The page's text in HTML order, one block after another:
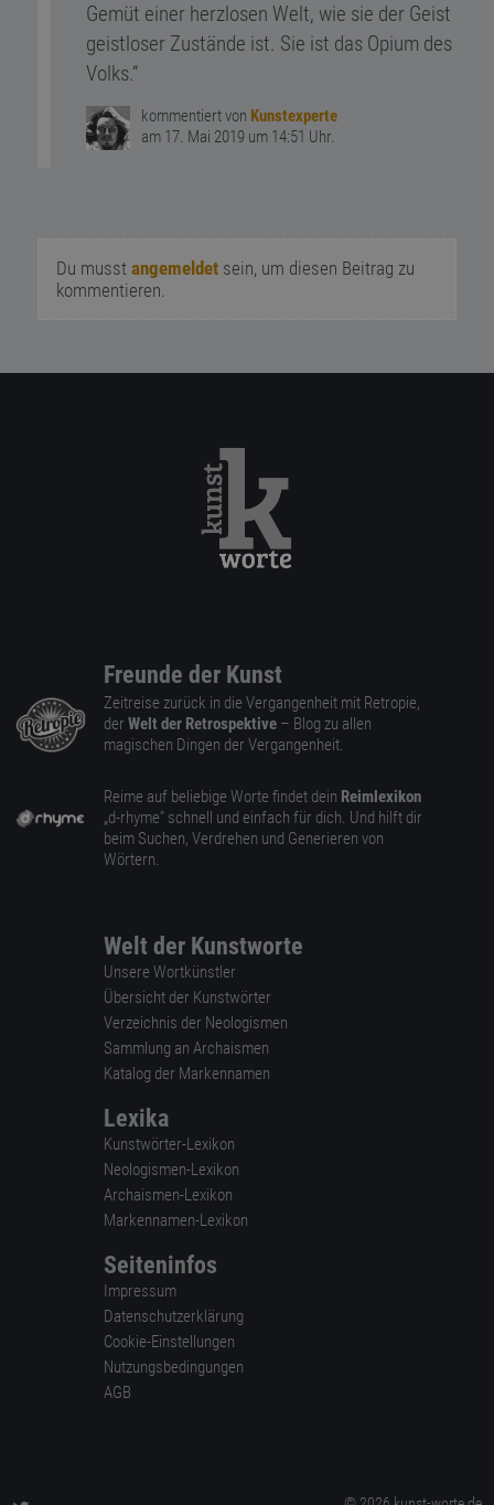
Gemüt einer herzlosen Welt, wie sie der Geist
geistloser Zustände ist. Sie ist das Opium des
Volks.“
kommentiert von Kunstexperte
am 17. Mai 2019 um 14:51 Uhr.
Du musst angemeldetsein, um diesen Beitrag zu
kommentieren.
Freunde der Kunst
Zeitreise zurück in die Vergangenheit mit Retropie,
der Welt der Retrospektive – Blog zu allen
magischen Dingen der Vergangenheit.
Reime auf beliebige Worte findet dein Reimlexikon
„d-rhyme” schnell und einfach für dich. Und hilft dir
beim Suchen, Verdrehen und Generieren von
Wörtern.
Welt der Kunstworte
Unsere Wortkünstler
Übersicht der Kunstwörter
Verzeichnis der Neologismen
Sammlung an Archaismen
Katalog der Markennamen
Lexika
Kunstwörter-Lexikon
Neologismen-Lexikon
Archaismen-Lexikon
Markennamen-Lexikon
Seiteninfos
Impressum
Datenschutzerklärung
Cookie-Einstellungen
Nutzungsbedingungen
AGB